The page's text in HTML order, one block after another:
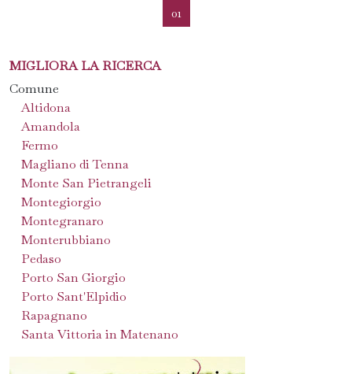
01
MIGLIORA LA RICERCA
Comune
Altidona
Amandola
Fermo
Magliano di Tenna
Monte San Pietrangeli
Montegiorgio
Montegranaro
Monterubbiano
Pedaso
Porto San Giorgio
Porto Sant'Elpidio
Rapagnano
Santa Vittoria in Matenano